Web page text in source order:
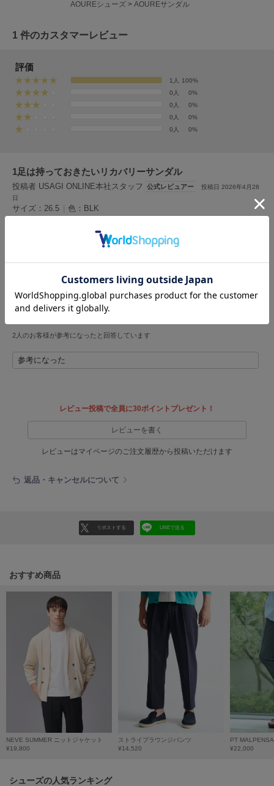
ファーファー
gelato pique
ジェラート ピケ
GELATO PIQUE CAT&DOG
ジェラート ピケ キャットアンドドッグ
GRAMICCI
グラミチ
HOKA ONEONE
KEEN
リリーブラウン
LILY BROWN Lingerie
リリーブラウンランジェリー
LITTLE UNION TOKYO
リトルユニオン トウキョウ
made of Organics
メイドオブオーガニクス
MICHU COQUETTE
ミチュ コケット
AOUREシューズ > AOUREサンダル
1 件のカスタマーレビュー
評価
1人
100%
0人
0%
0人
0%
0人
0%
0人
0%
1足は持っておきたいリカバリーサンダル
投稿者 USAGI ONLINE本社スタッフ 公式レビュアー
投稿日 2026年4月28
日
サイズ：26.5 | 色：BLK
170cm～174cm 体重：ー 体型：
クッション性が高く、長時間履いても疲れにくいです。
ラフすぎず普段のコーデにも合わせやすいのが◎。サイズは普段履いている靴と同
じで問題ありませんでした。
甲高の方でもベルトで調整できるので安心です。
2人のお客様が参考になったと回答しています
参考になった
レビュー投稿で全員に30ポイントプレゼント！
レビューを書く
レビューはマイページのご注文履歴から投稿いただけます
返品・キャンセルについて
リポストする LINEで送る
おすすめ商品
NEVE SUMMER ニットジャケット
¥19,800
ストライプラウンジパンツ
¥14,520
PT
¥22,000
シューズの人気ランキング